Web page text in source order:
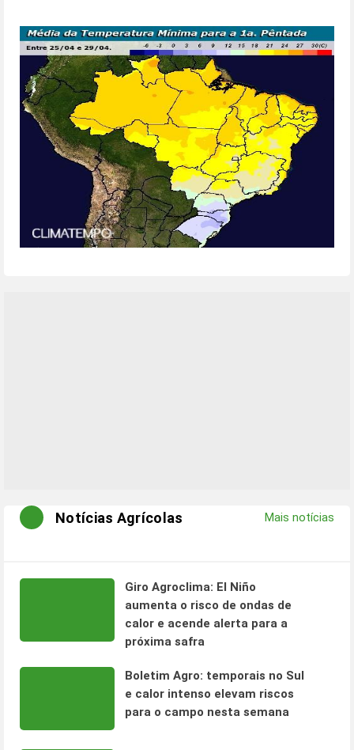
Notícias Agrícolas Mais notícias
Giro Agroclima: El Niño
aumenta o risco de ondas de
calor e acende alerta para a
próxima safra
Boletim Agro: temporais no Sul
e calor intenso elevam riscos
para o campo nesta semana